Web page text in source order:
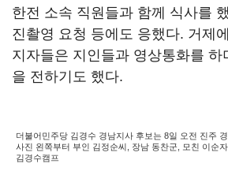
한전 소속 직원들과 함께 식사를
진촬영 요청 등에도 응했다. 거제
지자들은 지인들과 영상통화를 하
을 전하기도 했다.
더불어민주당 김경수 경남지사 후보는 8일 오전 진주
사진 왼쪽부터 부인 김정순씨, 장남 동찬군, 모친 이순
김경수캠프